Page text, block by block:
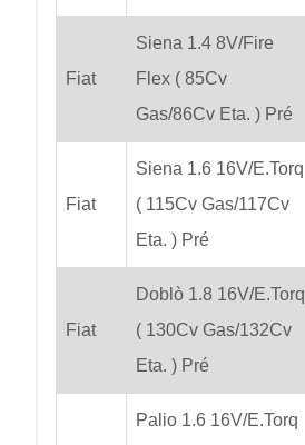
Fiat
Siena 1.4 8V/Fire
Flex ( 85Cv
Gas/86Cv Eta. ) Pré
Fiat
Siena 1.6 16V/E.Torq
( 115Cv Gas/117Cv
Eta. ) Pré
Fiat
Doblò 1.8 16V/E.Torq
( 130Cv Gas/132Cv
Eta. ) Pré
Palio 1.6 16V/E.Torq